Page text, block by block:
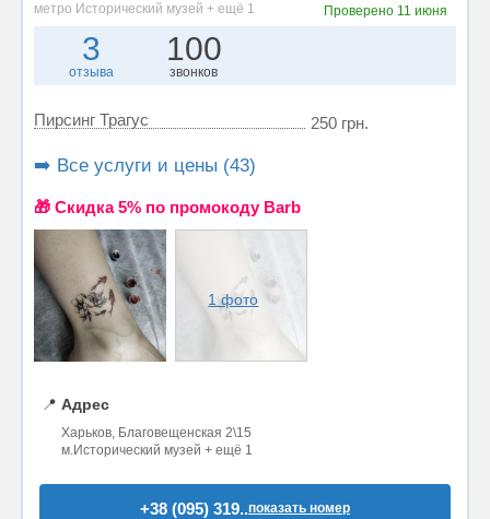
метро Исторический музей + ещё 1 Проверено 11 июня
3
отзыва
100
звонков
Пирсинг Трагус 250 грн.
➡️ Все услуги и цены (43)
🎁 Cкидка 5% по промокоду Barb
1 фото
📍 Адрес
Харьков, Благовещенская 2\15
м.Исторический музей + ещё 1
+38 (095) 319..показать номер